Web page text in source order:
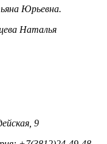
Юрьевна.
Наталья
9